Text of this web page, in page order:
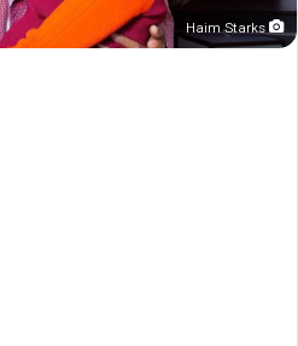
Haim Starks